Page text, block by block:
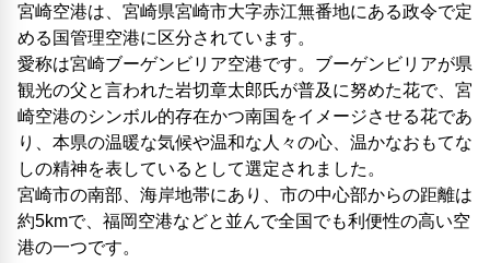
宮崎空港は、宮崎県宮崎市大字赤江無番地にある政令で定
める国管理空港に区分されています。
愛称は宮崎ブーゲンビリア空港です。ブーゲンビリアが県
観光の父と言われた岩切章太郎氏が普及に努めた花で、宮
崎空港のシンボル的存在かつ南国をイメージさせる花であ
り、本県の温暖な気候や温和な人々の心、温かなおもてな
しの精神を表しているとして選定されました。
宮崎市の南部、海岸地帯にあり、市の中心部からの距離は
約5kmで、福岡空港などと並んで全国でも利便性の高い空
港の一つです。